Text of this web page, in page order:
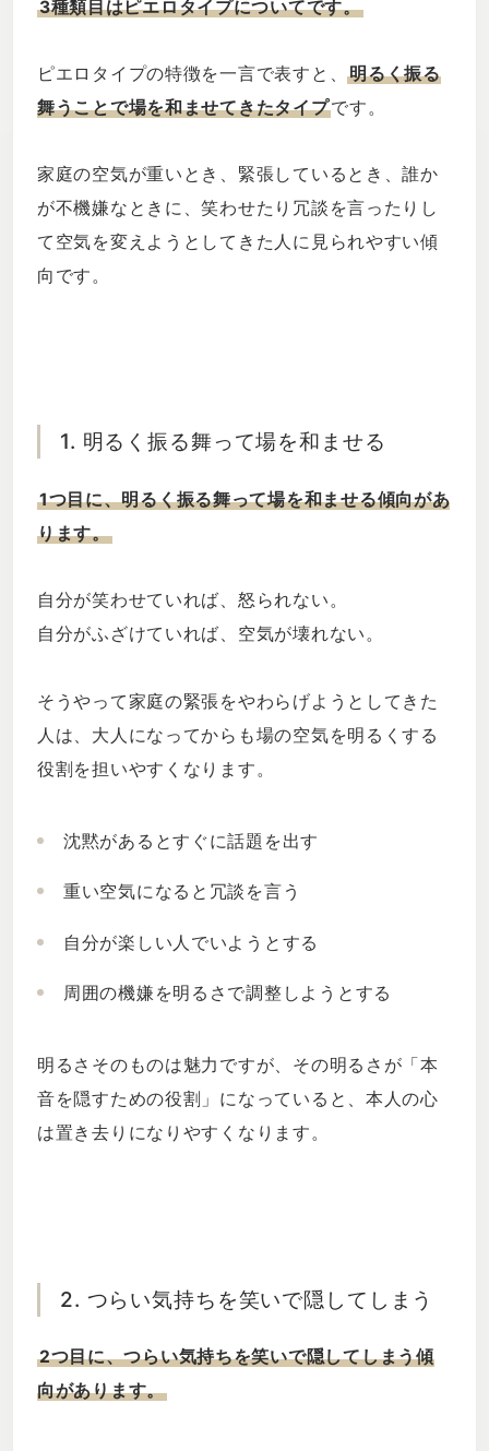
3種類目はピエロタイプについてです。
ピエロタイプの特徴を一言で表すと、明るく振る
舞うことで場を和ませてきたタイプです。
家庭の空気が重いとき、緊張しているとき、誰か
が不機嫌なときに、笑わせたり冗談を言ったりし
て空気を変えようとしてきた人に見られやすい傾
向です。
1. 明るく振る舞って場を和ませる
1つ目に、明るく振る舞って場を和ませる傾向があ
ります。
自分が笑わせていれば、怒られない。
自分がふざけていれば、空気が壊れない。
そうやって家庭の緊張をやわらげようとしてきた
人は、大人になってからも場の空気を明るくする
役割を担いやすくなります。
沈黙があるとすぐに話題を出す
重い空気になると冗談を言う
自分が楽しい人でいようとする
周囲の機嫌を明るさで調整しようとする
明るさそのものは魅力ですが、その明るさが「本
音を隠すための役割」になっていると、本人の心
は置き去りになりやすくなります。
2. つらい気持ちを笑いで隠してしまう
2つ目に、つらい気持ちを笑いで隠してしまう傾
向があります。